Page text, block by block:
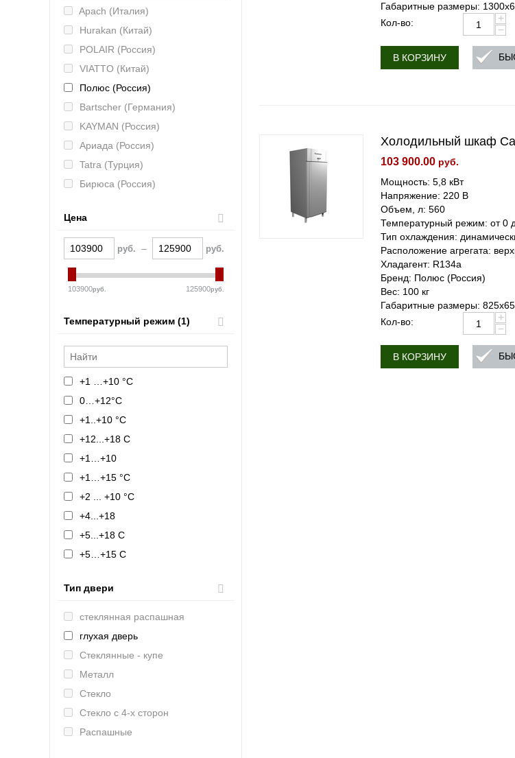
Apach (Италия)
Hurakan (Китай)
POLAIR (Россия)
VIATTO (Китай)
Полюс (Россия)
Bartscher (Германия)
KAYMAN (Россия)
Ариада (Россия)
Tatra (Турция)
Бирюса (Россия)
Abat (Чувашторгтехника)
АРКТО (Россия)
GASTRORAG (Китай)
IRINOX (Италия)
Цена
руб. – руб.
103900руб. 125900руб.
Температурный режим (1)
+1 …+10 °C
0…+12°C
+1..+10 °C
+12...+18 С
+1…+10
+1…+15 °C
+2 ... +10 °C
+4...+18
+5...+18 С
+5…+15 С
+8...+18 С
-2…+8 С
-4 до +5°С
-5...+5 °C
-5…+5 °C
-8...0 °C
Тип двери
cтеклянная распашная
глухая дверь
Стеклянные - купе
Металл
Стекло
Стекло с 4-х сторон
Распашные
Габаритные размеры:
Кол-во:
+
−
В КОРЗИНУ
Холодильный шкаф
103 900.00 руб.
Мощность: 5,8 кВт
Напряжение: 220 В
Объем, л: 560
Температурный режим: от 0
Тип охлаждения:
Расположение агрегата:
Хладагент: R134a
Бренд: Полюс (Россия)
Вес: 100 кг
Габаритные размеры:
Кол-во:
+
−
В КОРЗИНУ